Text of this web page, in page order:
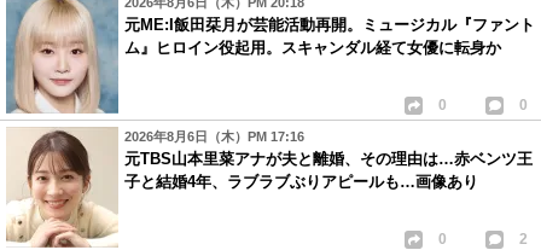
2026年8月6日（木）PM 20:18
元ME:I飯田栞月が芸能活動再開。ミュージカル『ファント
ム』ヒロイン役起用。スキャンダル経て女優に転身か
0 0
2026年8月6日（木）PM 17:16
元TBS山本里菜アナが夫と離婚、その理由は…赤ベンツ王
子と結婚4年、ラブラブぶりアピールも…画像あり
0 2